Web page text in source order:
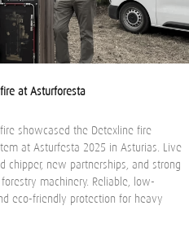
at Asturforesta
showcased the Detexline fire
at Asturfesta 2025 in Asturias. Live
chipper, new partnerships, and strong
machinery. Reliable, low-
eco-friendly protection for heavy